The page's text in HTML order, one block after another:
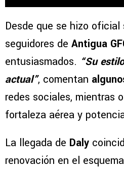
Desde que se hizo
seguidores de Antigua
entusiasmados. “Su
actual”, comentan
redes sociales, mientras
fortaleza aérea y
La llegada de Daly
renovación en el